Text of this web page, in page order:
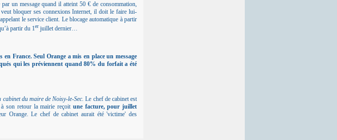
un message quand il atteint 50 € de consommation,
bloquer ses connexions Internet, il doit le faire lui-
le service client. Le blocage automatique à partir
partir du 1er juillet dernier…
en France. Seul Orange a mis en place un message
qui les préviennent quand 80% du forfait a été
cabinet du maire de Noisy-le-Sec. Le chef de cabinet est
à son retour la mairie reçoit une facture, pour juillet
Orange. Le chef de cabinet aurait été 'victime' des